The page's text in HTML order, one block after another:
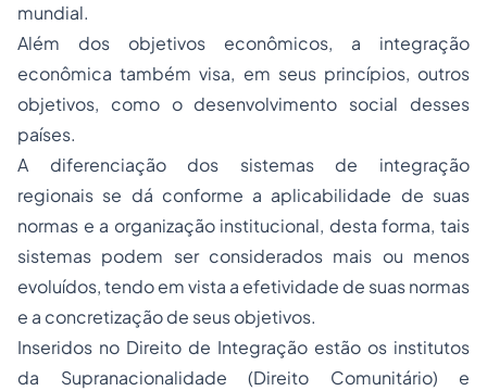
mundial.
Além dos objetivos econômicos, a integração
econômica também visa, em seus princípios, outros
objetivos, como o desenvolvimento social desses
países.
A diferenciação dos sistemas de integração
regionais se dá conforme a aplicabilidade de suas
normas e a organização institucional, desta forma, tais
sistemas podem ser considerados mais ou menos
evoluídos, tendo em vista a efetividade de suas normas
e a concretização de seus objetivos.
Inseridos no Direito de Integração estão os institutos
da Supranacionalidade (Direito Comunitário) e